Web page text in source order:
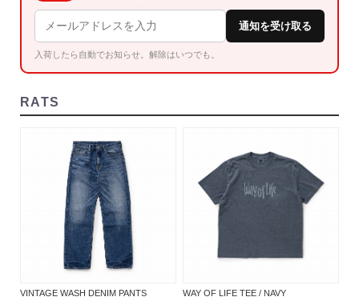
通知を受け取る
入荷したら自動でお知らせ。解除はいつでも。
RATS
VINTAGE WASH DENIM PANTS WAY OF LIFE TEE / NAVY